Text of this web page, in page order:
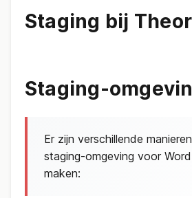
Staging bij
Staging-
Er zijn verschillende
staging-omgeving voor
maken: